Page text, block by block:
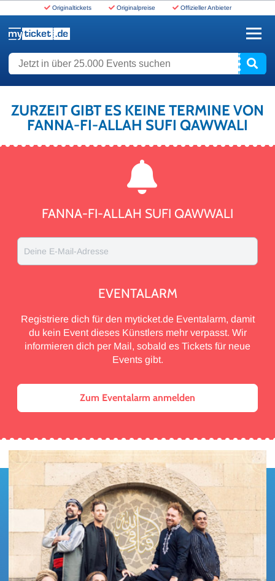
Originaltickets Originalpreise Offizieller Anbieter
Jetzt in über 25.000 Events suchen
ZURZEIT GIBT ES KEINE TERMINE VON
FANNA-FI-ALLAH SUFI QAWWALI
FANNA-FI-ALLAH SUFI QAWWALI
Deine E-Mail-Adresse
EVENTALARM
Registriere dich für den myticket.de Eventalarm, damit
du kein Event dieses Künstlers mehr verpasst. Wir
informieren dich per Mail, sobald es Tickets für neue
Events gibt.
Zum Eventalarm anmelden